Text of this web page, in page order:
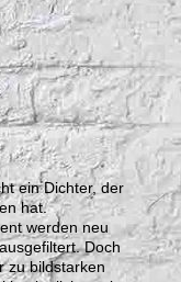
ein Dichter, der
hat.
werden neu
Doch
zu bildstarken